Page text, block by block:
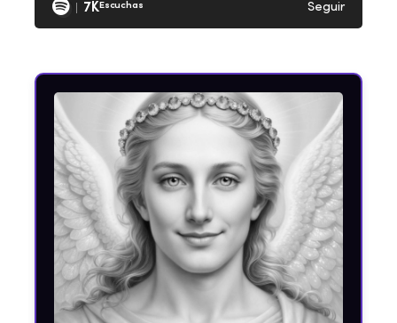
7KEscuchas Seguir